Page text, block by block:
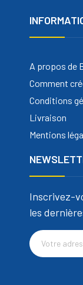
A propos de
Comment
Conditions
Livraison
Mentions
Inscrivez-
les